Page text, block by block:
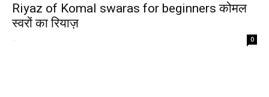
Riyaz of Komal swaras for beginners कोमल
स्वरों का रियाज़
- 0